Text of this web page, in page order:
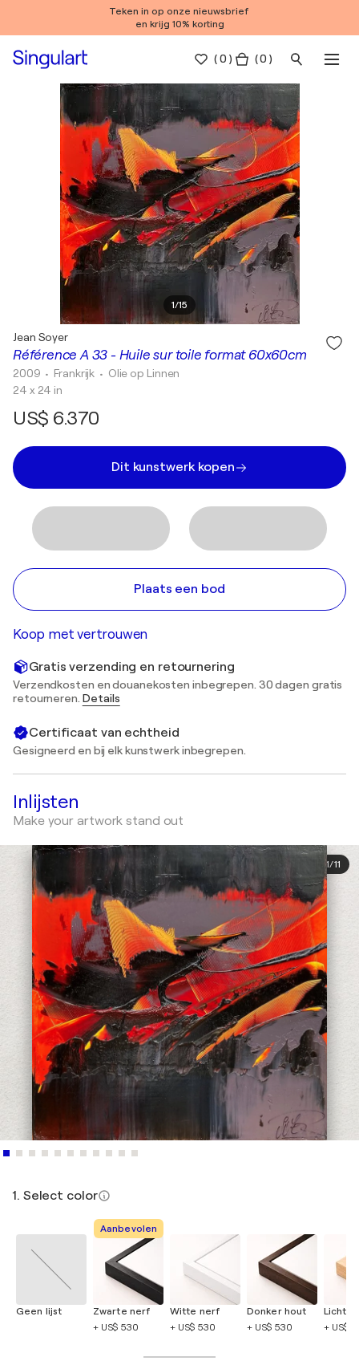
Teken in op onze nieuwsbrief
en krijg 10% korting
(0 ) ( 0 )
1/15
Référence A 33 - Huile sur toile format 60x60cm
Jean Soyer
2009 • Frankrijk • Olie op Linnen
24 x 24 in
US$ 6.370
Dit kunstwerk kopen
Plaats een bod
Koop met vertrouwen
Gratis verzending en retournering
Verzendkosten en douanekosten inbegrepen. 30 dagen gratis
retourneren. Details
Certificaat van echtheid
Gesigneerd en bij elk kunstwerk inbegrepen.
Inlijsten
Make your artwork stand out
1/11
1. Select color
Geen lijst
Aanbevolen
Zwarte nerf
+ US$ 530
Witte nerf
+ US$ 530
Donker hout
+ US$ 530
Licht
+ US$